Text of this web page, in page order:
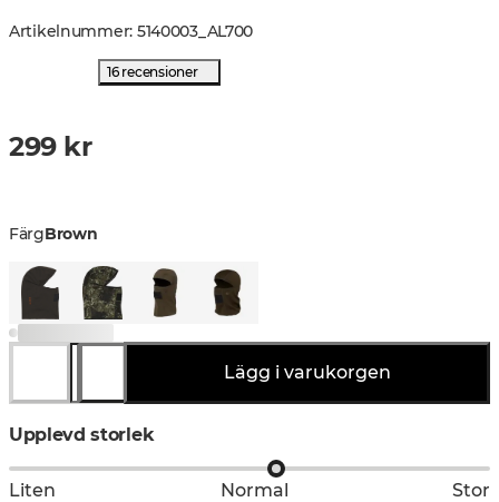
Artikelnummer: 5140003_ AL700
16 recensioner
299 kr
FärgBrown
Lägg i varukorgen
Upplevd storlek
Liten Normal Stor